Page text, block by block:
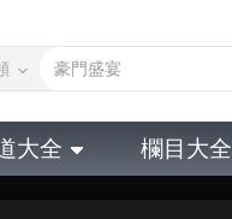
大全 欄目大全